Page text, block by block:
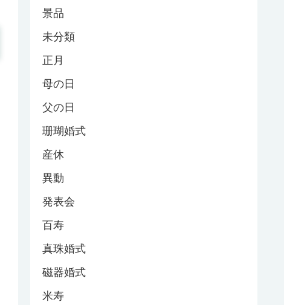
景品
未分類
正月
母の日
父の日
珊瑚婚式
産休
異動
発表会
百寿
真珠婚式
磁器婚式
米寿